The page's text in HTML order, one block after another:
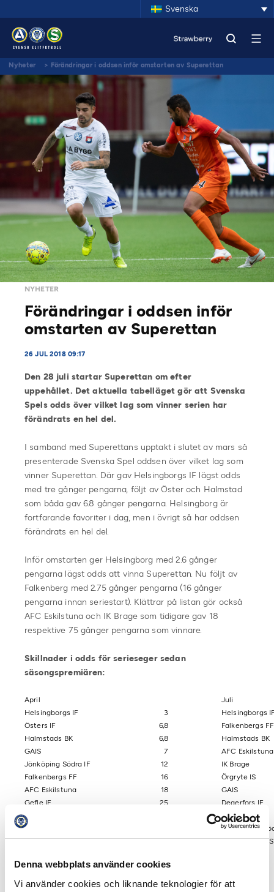
Denna webbplats använder cookies
Vi använder cookies och liknande teknologier för att
Svenska
Nyheter > Förändringar i oddsen inför omstarten av Superettan
NYHETER
Förändringar i oddsen inför
omstarten av Superettan
26 JUL 2018 09:17
Den 28 juli startar Superettan om efter
uppehållet. Det aktuella tabelläget gör att Svenska
Spels odds över vilket lag som vinner serien har
förändrats en hel del.
I samband med Superettans upptakt i slutet av mars så
presenterade Svenska Spel oddsen över vilket lag som
vinner Superettan. Där gav Helsingborgs IF lägst odds
med tre gånger pengarna, följt av Öster och Halmstad
som båda gav 6.8 gånger pengarna. Helsingborg är
fortfarande favoriter i dag, men i övrigt så har oddsen
förändrats en hel del.
Inför omstarten ger Helsingborg med 2.6 gånger
pengarna lägst odds att vinna Superettan. Nu följt av
Falkenberg med 2.75 gånger pengarna (16 gånger
pengarna innan seriestart). Klättrar på listan gör också
AFC Eskilstuna och IK Brage som tidigare gav 18
respektive 75 gånger pengarna som vinnare.
Skillnader i odds för serieseger sedan
säsongspremiären:
April
Juli
Helsingborgs IF
3
Helsingborgs
Östers IF
6,8
Falkenbergs FF
Halmstads BK
6,8
Halmstads BK
GAIS
7
AFC Eskilstuna
Jönköping Södra IF
12
IK Brage
Falkenbergs FF
16
Örgryte IS
AFC Eskilstuna
18
GAIS
Gefle IF
25
Degerfors IF
Örgryte IS
Östers IF
Degerfors IF
Jönköpings
Varbergs BoIS
50
Ladskrona BoIS
IFK Värnamo
60
IK Brage
75
IK Frej